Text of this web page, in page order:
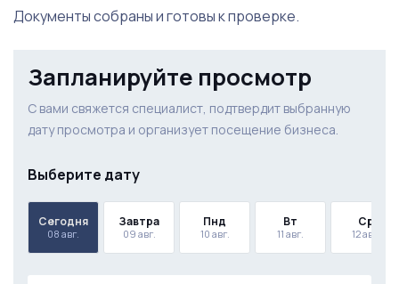
Документы собраны и готовы к проверке.
Запланируйте просмотр
С вами свяжется специалист, подтвердит выбранную
дату просмотра и организует посещение бизнеса.
Выберите дату
Сегодня
08 авг.
Завтра
09 авг.
Пнд
10 авг.
Вт
11 авг.
Ср
12 авг.